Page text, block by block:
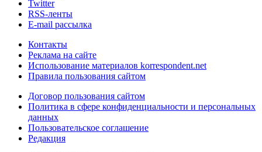
Twitter
RSS-ленты
E-mail рассылка
Контакты
Реклама на сайте
Использование материалов korrespondent.net
Правила пользования сайтом
Договор пользования сайтом
Политика в сфере конфиденциальности и персональных
данных
Пользовательское соглашение
Редакция